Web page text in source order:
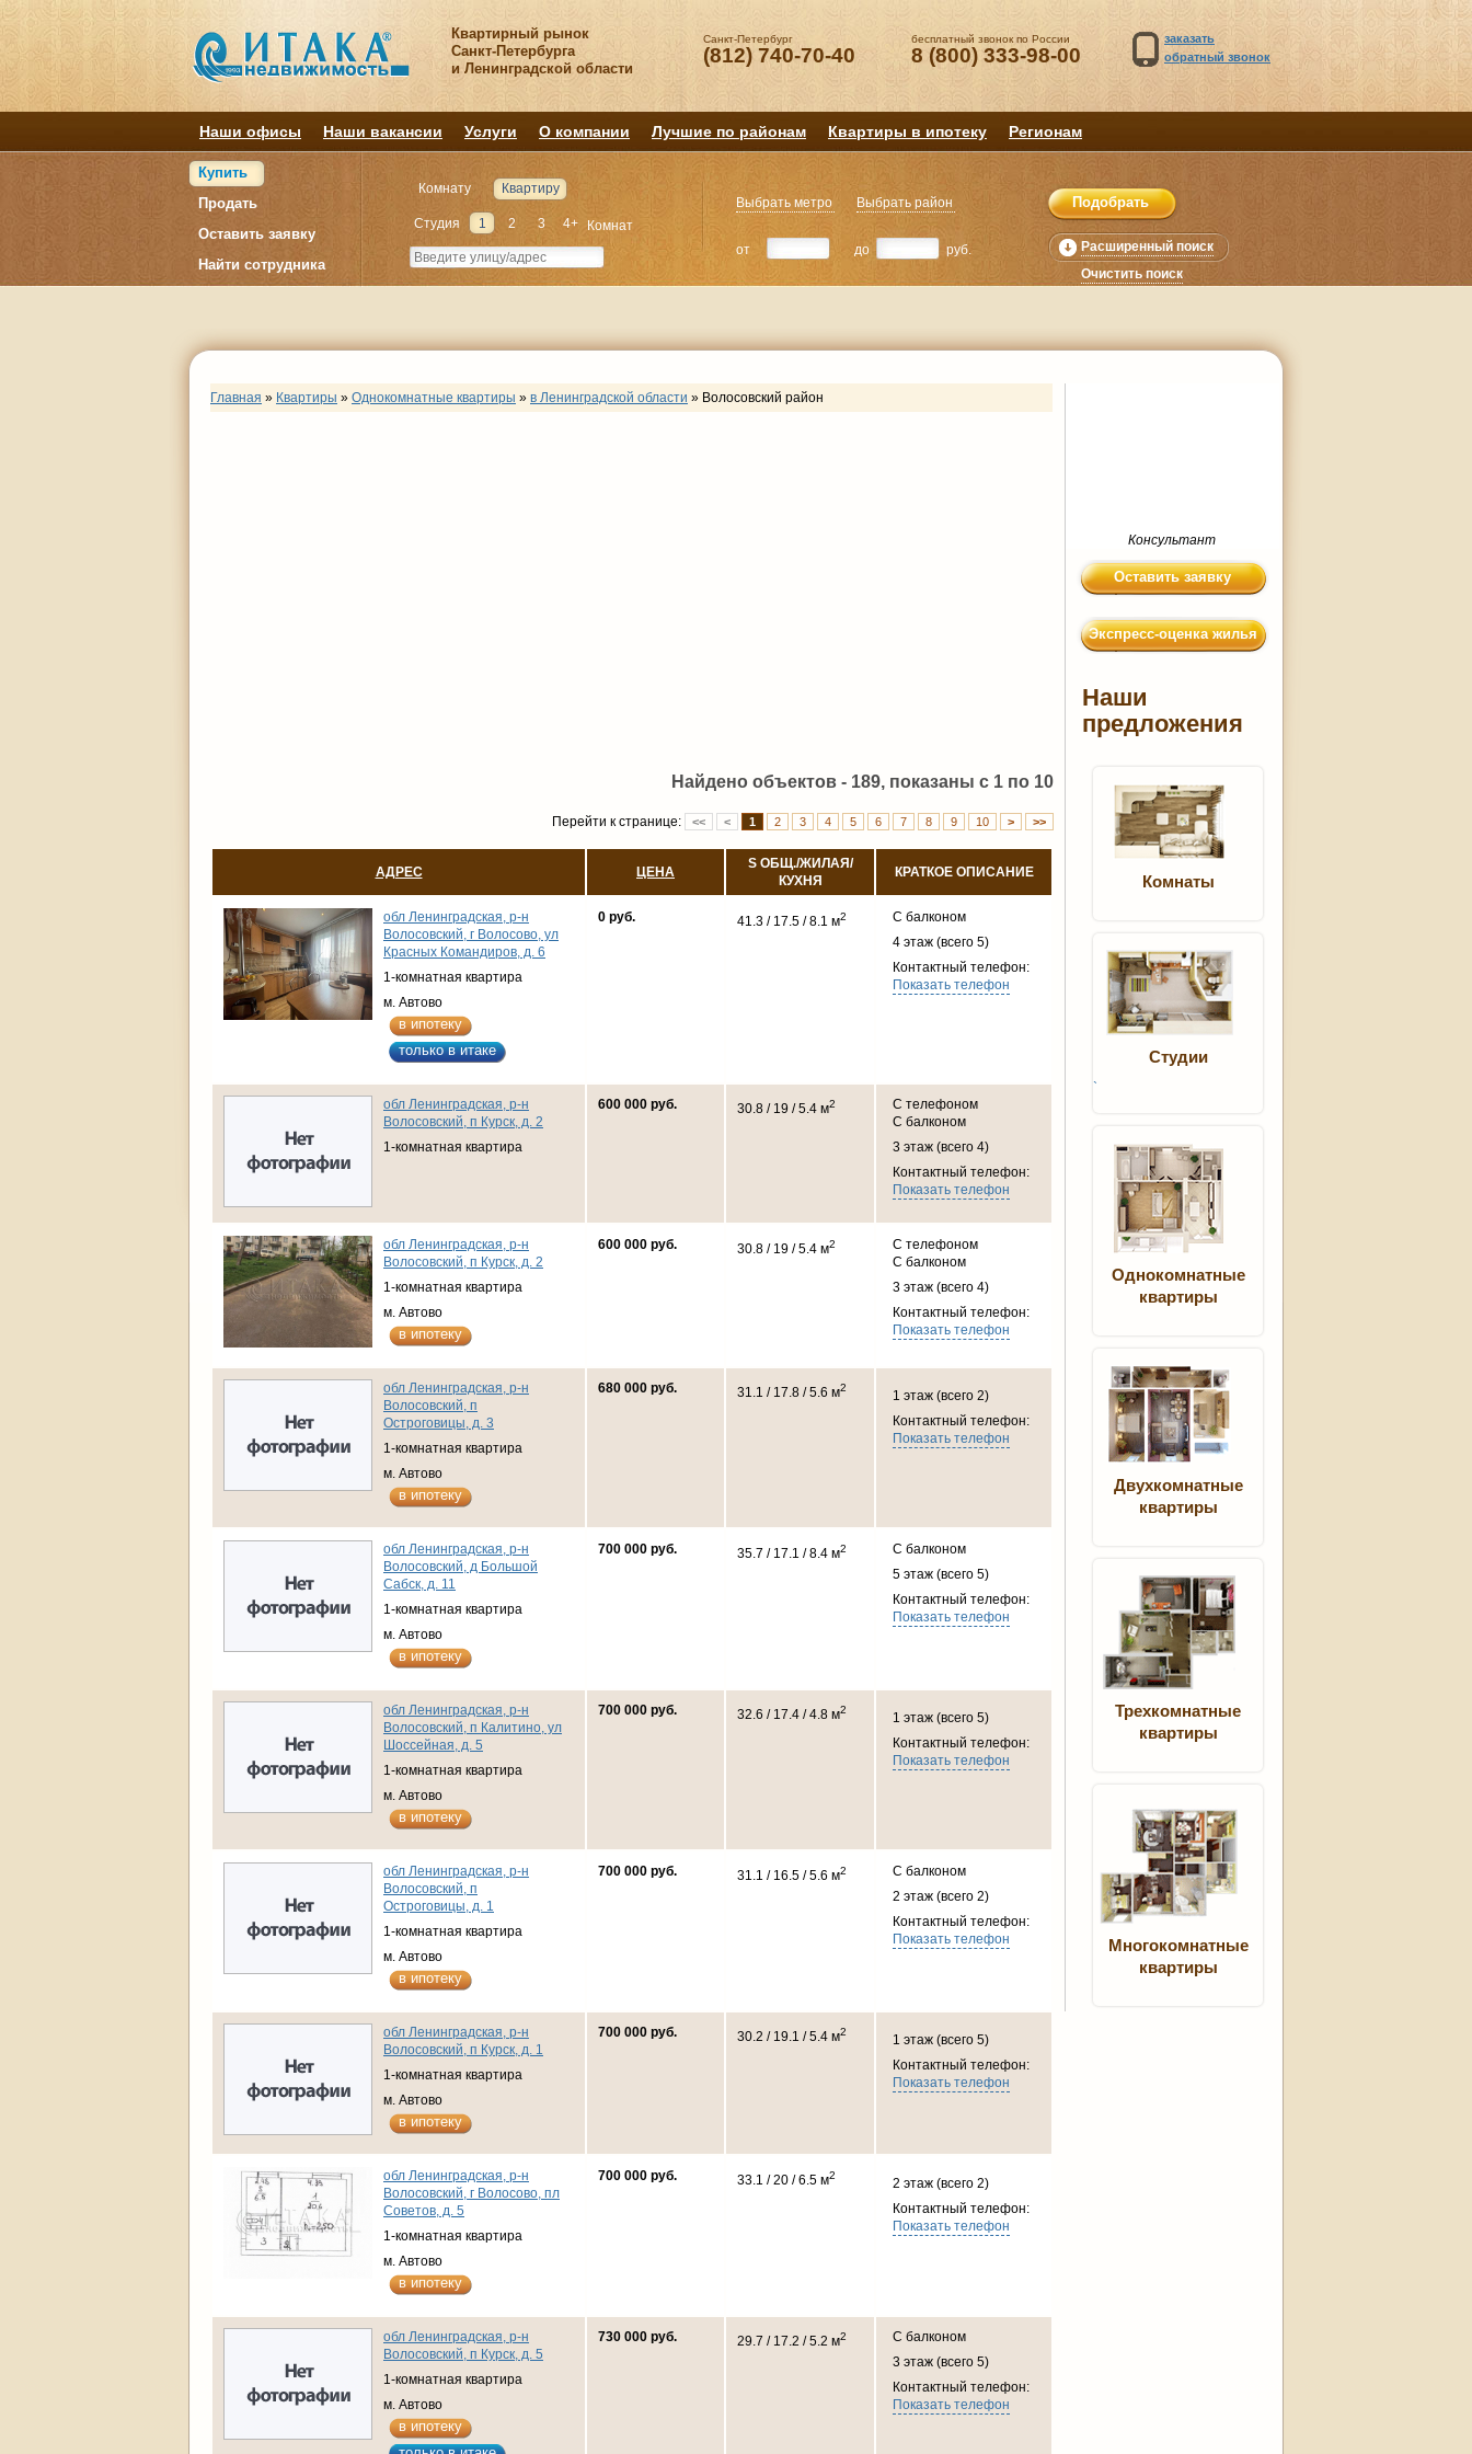
Квартирный рынок
Санкт-Петербурга
и Ленинградской области
Санкт-Петербург
(812) 740-70-40
бесплатный звонок по России
8 (800) 333-98-00
заказать
обратный звонок
Наши офисы Наши вакансии Услуги О компании Лучшие по районам Квартиры в ипотеку Регионам
Купить
Продать
Оставить заявку
Найти сотрудника
Комнату Квартиру
Студия 1 2 3 4+ Комнат
Выбрать метро Выбрать район
от до руб.
Расширенный поиск
Очистить поиск
Главная » Квартиры » Однокомнатные квартиры » в Ленинградской области » Волосовский район
Найдено объектов - 189, показаны с 1 по 10
Перейти к странице: << < 1 2 3 4 5 6 7 8 9 10 > >>
АДРЕС ЦЕНА
S ОБЩ./ЖИЛАЯ/
КУХНЯ
КРАТКОЕ ОПИСАНИЕ
обл Ленинградская, р-н
Волосовский, г Волосово, ул
Красных Командиров, д. 6
1-комнатная квартира
м. Автово
в ипотеку
только в итаке
0 руб. 41.3 / 17.5 / 8.1 м2
С балконом
4 этаж (всего 5)
Контактный телефон:
Показать телефон
обл Ленинградская, р-н
Волосовский, п Курск, д. 2
1-комнатная квартира
600 000 руб. 30.8 / 19 / 5.4 м2
С телефоном
С балконом
3 этаж (всего 4)
Контактный телефон:
Показать телефон
обл Ленинградская, р-н
Волосовский, п Курск, д. 2
1-комнатная квартира
м. Автово
в ипотеку
600 000 руб. 30.8 / 19 / 5.4 м2
С телефоном
С балконом
3 этаж (всего 4)
Контактный телефон:
Показать телефон
обл Ленинградская, р-н
Волосовский, п
Остроговицы, д. 3
1-комнатная квартира
м. Автово
в ипотеку
680 000 руб. 31.1 / 17.8 / 5.6 м2
1 этаж (всего 2)
Контактный телефон:
Показать телефон
обл Ленинградская, р-н
Волосовский, д Большой
Сабск, д. 11
1-комнатная квартира
м. Автово
в ипотеку
700 000 руб. 35.7 / 17.1 / 8.4 м2
С балконом
5 этаж (всего 5)
Контактный телефон:
Показать телефон
обл Ленинградская, р-н
Волосовский, п Калитино, ул
Шоссейная, д. 5
1-комнатная квартира
м. Автово
в ипотеку
700 000 руб. 32.6 / 17.4 / 4.8 м2
1 этаж (всего 5)
Контактный телефон:
Показать телефон
обл Ленинградская, р-н
Волосовский, п
Остроговицы, д. 1
1-комнатная квартира
м. Автово
в ипотеку
700 000 руб. 31.1 / 16.5 / 5.6 м2
С балконом
2 этаж (всего 2)
Контактный телефон:
Показать телефон
обл Ленинградская, р-н
Волосовский, п Курск, д. 1
1-комнатная квартира
м. Автово
в ипотеку
700 000 руб. 30.2 / 19.1 / 5.4 м2
1 этаж (всего 5)
Контактный телефон:
Показать телефон
обл Ленинградская, р-н
Волосовский, г Волосово, пл
Советов, д. 5
1-комнатная квартира
м. Автово
в ипотеку
700 000 руб. 33.1 / 20 / 6.5 м2
2 этаж (всего 2)
Контактный телефон:
Показать телефон
обл Ленинградская, р-н
Волосовский, п Курск, д. 5
1-комнатная квартира
м. Автово
в ипотеку
730 000 руб. 29.7 / 17.2 / 5.2 м2
С балконом
3 этаж (всего 5)
Контактный телефон:
Показать телефон
Консультант
Оставить заявку
Экспресс-оценка жилья
Наши
предложения
Комнаты
Студии
`
Однокомнатные
квартиры
Двухкомнатные
квартиры
Трехкомнатные
квартиры
Многокомнатные
квартиры